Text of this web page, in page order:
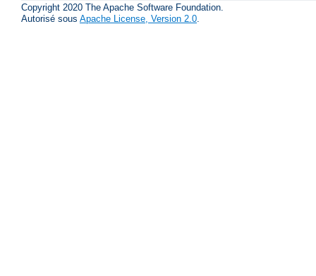
Copyright 2020 The Apache Software Foundation.
Autorisé sous Apache License, Version 2.0